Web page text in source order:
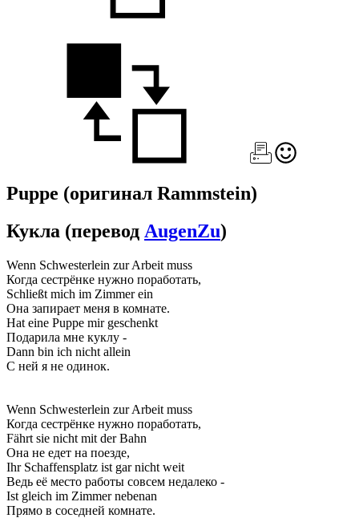
Puppe (оригинал Rammstein)
Кукла (перевод AugenZu)
Wenn Schwesterlein zur Arbeit muss
Когда сестрёнке нужно поработать,
Schließt mich im Zimmer ein
Она запирает меня в комнате.
Hat eine Puppe mir geschenkt
Подарила мне куклу -
Dann bin ich nicht allein
С ней я не одинок.
Wenn Schwesterlein zur Arbeit muss
Когда сестрёнке нужно поработать,
Fährt sie nicht mit der Bahn
Она не едет на поезде,
Ihr Schaffensplatz ist gar nicht weit
Ведь её место работы совсем недалеко -
Ist gleich im Zimmer nebenan
Прямо в соседней комнате.